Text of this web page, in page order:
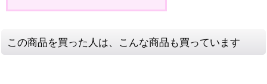
この商品を買った人は、こんな商品も買っています